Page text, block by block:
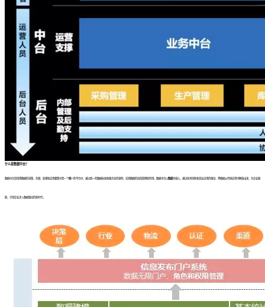
什么是数据中台？
数据中台是指将数据的采集、存储、处理和应用都集中到一个统一的平台中，通过统一的数据标准和服务化的架构，实现数据的高效管理和利用。数据中台以 数据为核心，通过技术创新和商业应用的驱动，将数据从传统应用中解放出来，为企业赋
能，引领企业步入数据驱动的新时代。